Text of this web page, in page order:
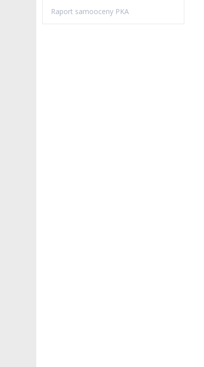
Raport samooceny PKA